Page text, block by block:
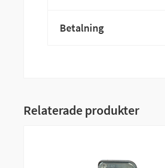
Betalning
Relaterade produkter